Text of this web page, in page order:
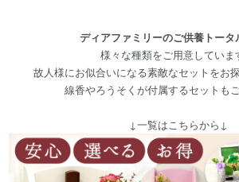
ディアファミリーのご供養トータ
様々な種類をご用意していま
故人様にお似合いになる素敵なセットをお
線香やろうそくが付属するセットもご
↓一覧はこちらから↓